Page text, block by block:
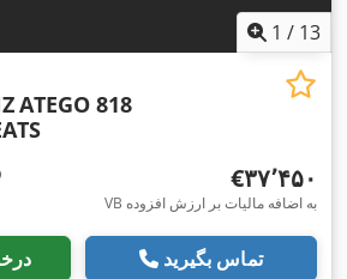
1 / 13
ATEGO 818
‎€۳۷٬۴۵۰
VB به اضافه مالیات بر ارزش افزوده
تماس بگیرید